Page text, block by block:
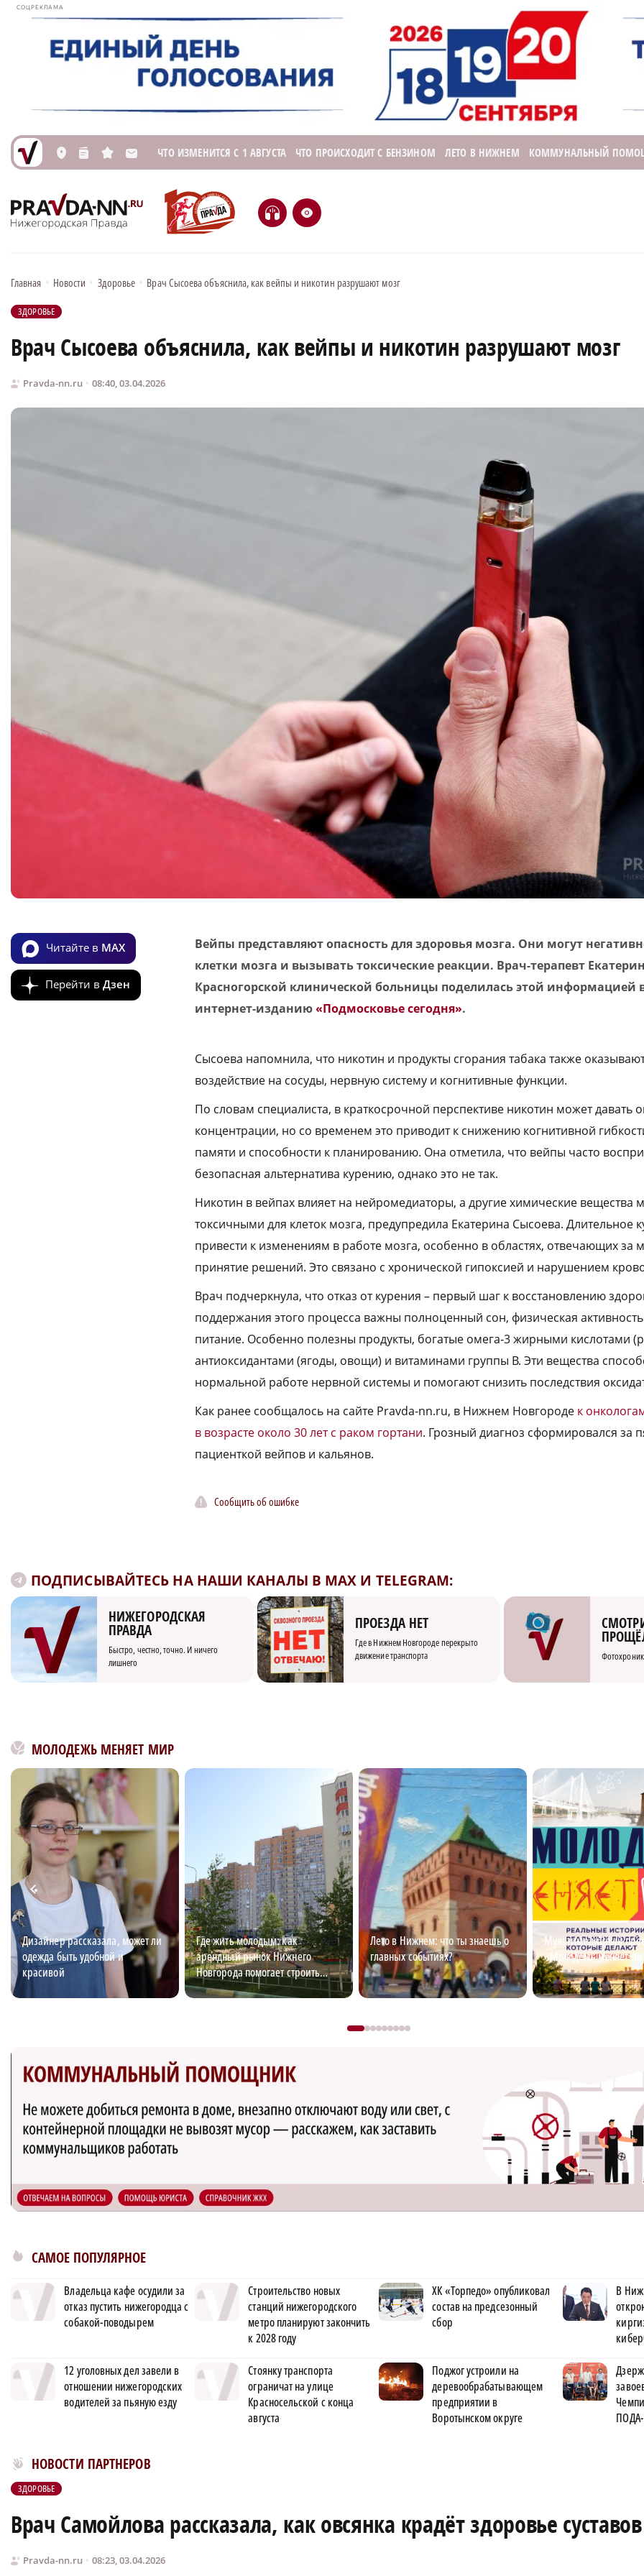
СОЦРЕКЛАМА
L n s M ЧТО ИЗМЕНИТСЯ С 1 АВГУСТА ЧТО ПРОИСХОДИТ С БЕНЗИНОМ ЛЕТО В НИЖНЕМ КОММУНАЛЬНЫЙ
H e
Главная • Новости • Здоровье • Врач Сысоева объяснила, как вейпы и никотин разрушают мозг
ЗДОРОВЬЕ
Врач Сысоева объяснила, как вейпы и никотин разрушают мозг
Pravda-nn.ru 08:40, 03.04.2026
Читайте в MAX
Перейти в Дзен
Вейпы представляют опасность для здоровья мозга. Они могут
клетки мозга и вызывать токсические реакции. Врач-терапевт
Красногорской клинической больницы поделилась этой информацией
интернет-изданию«Подмосковье сегодня».
Сысоева напомнила, что никотин и продукты сгорания табака также
воздействие на сосуды, нервную систему и когнитивные функции.
По словам специалиста, в краткосрочной перспективе никотин может давать
концентрации, но со временем это приводит к снижению когнитивной
памяти и способности к планированию. Она отметила, что вейпы часто
безопасная альтернатива курению, однако это не так.
Никотин в вейпах влияет на нейромедиаторы, а другие химические вещества
токсичными для клеток мозга, предупредила Екатерина Сысоева. Длительное
привести к изменениям в работе мозга, особенно в областях, отвечающих за
принятие решений. Это связано с хронической гипоксией и нарушением
Врач подчеркнула, что отказ от курения – первый шаг к восстановлению
поддержания этого процесса важны полноценный сон, физическая
питание. Особенно полезны продукты, богатые омега‑3 жирными кислотами
антиоксидантами (ягоды, овощи) и витаминами группы B. Эти вещества
нормальной работе нервной системы и помогают снизить последствия
Как ранее сообщалось на сайте Pravda-nn.ru, в Нижнем Новгороде к
в возрасте около 30 лет с раком гортани. Грозный диагноз сформировался за
пациенткой вейпов и кальянов.
Сообщить об ошибке
ПОДПИСЫВАЙТЕСЬ НА НАШИ КАНАЛЫ В MAX И TELEGRAM:
НИЖЕГОРОДСКАЯ
ПРАВДА
Быстро, честно, точно. И ничего
лишнего
ПРОЕЗДА НЕТ
Где в Нижнем Новгороде перекрыто
движение транспорта
МОЛОДЕЖЬ МЕНЯЕТ МИР
Дизайнер рассказала, может ли
одежда быть удобной и
красивой
Где жить молодым: как
арендный рынок Нижнего
Новгорода помогает строить
карьеру
Лето в Нижнем: что ты знаешь о
главных событиях?
Мультимедийный
«Молодежь меняет
САМОЕ ПОПУЛЯРНОЕ
Владельца кафе осудили за
отказ пустить нижегородца с
собакой-поводырем
Строительство новых
станций нижегородского
метро планируют закончить
к 2028 году
ХК «Торпедо» опубликовал
состав на предсезонный
сбор
В
12 уголовных дел завели в
отношении нижегородских
водителей за пьяную езду
Стоянку транспорта
ограничат на улице
Красносельской с конца
августа
Поджог устроили на
деревообрабатывающем
предприятии в
Воротынском округе
ПОДА-
НОВОСТИ ПАРТНЕРОВ
Новости МирТесен
ЗДОРОВЬЕ
Врач Самойлова рассказала, как овсянка крадёт здоровье суставов
Pravda-nn.ru 08:23, 03.04.2026